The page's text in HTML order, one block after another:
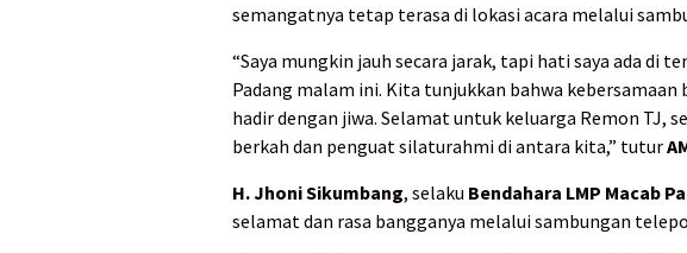
semangatnya tetap terasa di lokasi acara melalui
“Saya mungkin jauh secara jarak, tapi hati saya ada di
Padang malam ini. Kita tunjukkan bahwa
hadir dengan jiwa. Selamat untuk keluarga Remon TJ,
berkah dan penguat silaturahmi di antara kita,” tutur
H. Jhoni Sikumbang, selaku Bendahara LMP Macab
selamat dan rasa bangganya melalui sambungan